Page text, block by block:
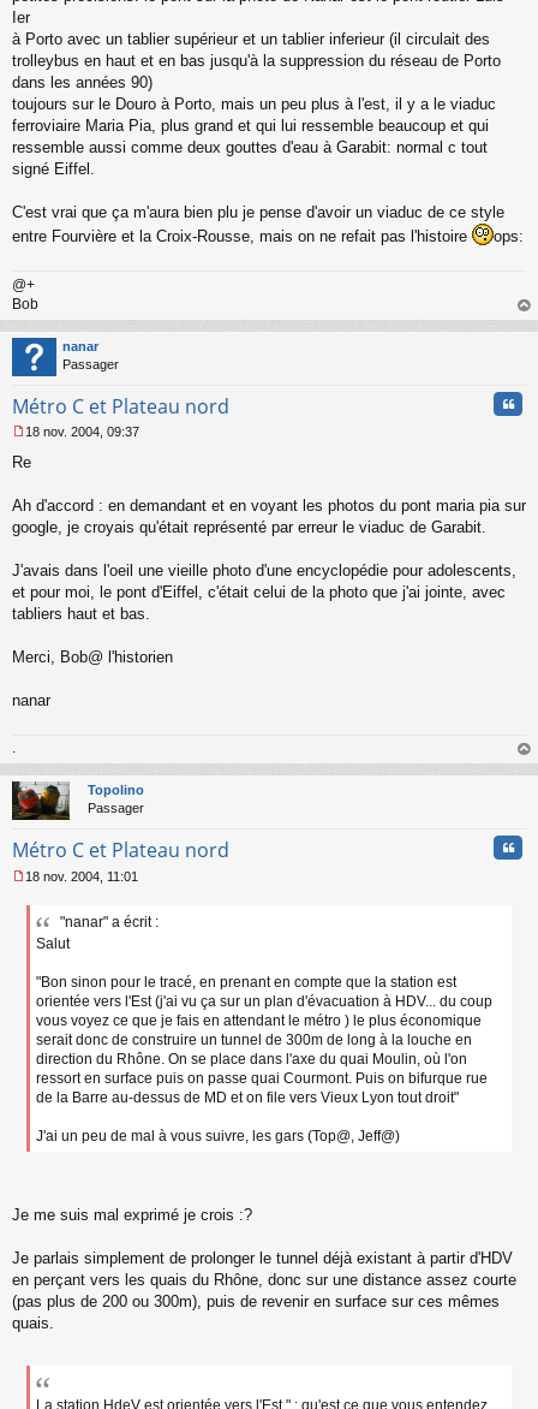
g
e
n
o
n
u
Ier
à Porto avec un tablier supérieur et un tablier inferieur (il circulait des
trolleybus en haut et en bas jusqu'à la suppression du réseau de Porto
dans les années 90)
toujours sur le Douro à Porto, mais un peu plus à l'est, il y a le viaduc
ferroviaire Maria Pia, plus grand et qui lui ressemble beaucoup et qui
ressemble aussi comme deux gouttes d'eau à Garabit: normal c tout
signé Eiffel.
C'est vrai que ça m'aura bien plu je pense d'avoir un viaduc de ce style
entre Fourvière et la Croix-Rousse, mais on ne refait pas l'histoire
ops:
@+
Bob
au
nanar
Passager
Métro C et Plateau nord
e
g
n
o
n
18 nov. 2004, 09:37
Re
Ah d'accord : en demandant et en voyant les photos du pont maria pia sur
google, je croyais qu'était représenté par erreur le viaduc de Garabit.
J'avais dans l'oeil une vieille photo d'une encyclopédie pour adolescents,
et pour moi, le pont d'Eiffel, c'était celui de la photo que j'ai jointe, avec
tabliers haut et bas.
Merci, Bob@ l'historien
nanar
.
au
Topolino
Passager
Métro C et Plateau nord
e
18 nov. 2004, 11:01
"nanar" a écrit :
Salut
"Bon sinon pour le tracé, en prenant en compte que la station est
orientée vers l'Est (j'ai vu ça sur un plan d'évacuation à HDV... du coup
vous voyez ce que je fais en attendant le métro ) le plus économique
serait donc de construire un tunnel de 300m de long à la louche en
direction du Rhône. On se place dans l'axe du quai Moulin, où l'on
ressort en surface puis on passe quai Courmont. Puis on bifurque rue
de la Barre au-dessus de MD et on file vers Vieux Lyon tout droit"
J'ai un peu de mal à vous suivre, les gars (Top@, Jeff@)
Je me suis mal exprimé je crois :?
Je parlais simplement de prolonger le tunnel déjà existant à partir d'HDV
en perçant vers les quais du Rhône, donc sur une distance assez courte
(pas plus de 200 ou 300m), puis de revenir en surface sur ces mêmes
quais.
La station HdeV est orientée vers l'Est " : qu'est ce que vous entendez